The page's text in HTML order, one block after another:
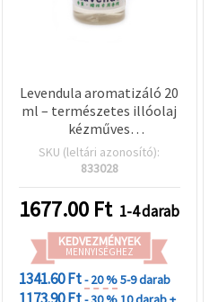
Levendula aromatizáló 20
ml – természetes illóolaj
kézműves
gyertyakészítéshez és
nyugtató
SKU (leltári azonosító):
833028
1677.00 Ft 1-4 darab
KEDVEZMÉNYEK
MENNYISÉGHEZ
1341.60 Ft- 20 %5-9 darab
1173.90 Ft